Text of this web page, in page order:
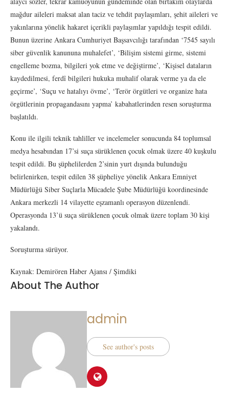
mağdur aileleri maksat alan taciz ve tehdit paylaşımları, şehit aileleri ve
yakınlarına yönelik hakaret içerikli paylaşımlar yapıldığı tespit edildi.
Bunun üzerine Ankara Cumhuriyet Başsavcılığı tarafından ‘7545 sayılı
siber güvenlik kanununa muhalefet’, ‘Bilişim sistemi girme, sistemi
engelleme bozma, bilgileri yok etme ve değiştirme’, ‘Kişisel dataların
kaydedilmesi, ferdî bilgileri hukuka muhalif olarak verme ya da ele
geçirme’, ‘Suçu ve hatalıyı övme’, ‘Terör örgütleri ve organize hata
örgütlerinin propagandasını yapma’ kabahatlerinden resen soruşturma
başlatıldı.
Konu ile ilgili teknik tahliller ve incelemeler sonucunda 84 toplumsal
medya hesabından 17’si suça sürüklenen çocuk olmak üzere 40 kuşkulu
tespit edildi. Bu şüphelilerden 2’sinin yurt dışında bulunduğu
belirlenirken, tespit edilen 38 şüpheliye yönelik Ankara Emniyet
Müdürlüğü Siber Suçlarla Mücadele Şube Müdürlüğü koordinesinde
Ankara merkezli 14 vilayette eşzamanlı operasyon düzenlendi.
Operasyonda 13’ü suça sürüklenen çocuk olmak üzere toplam 30 kişi
yakalandı.
Soruşturma sürüyor.
Kaynak: Demirören Haber Ajansı / Şimdiki
About The Author
admin
See author's posts